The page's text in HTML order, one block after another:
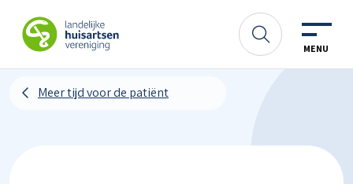
LHV
MENU
Zoeken
Meer tijd voor de patiënt